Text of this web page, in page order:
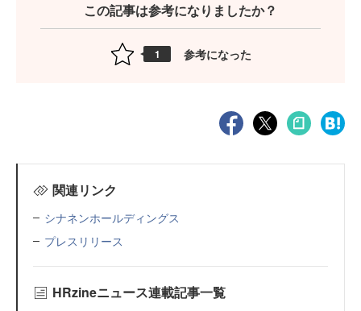
この記事は参考になりましたか？
1 参考になった
関連リンク
シナネンホールディングス
プレスリリース
HRzineニュース連載記事一覧